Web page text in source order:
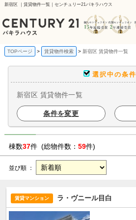
新宿区 ｜賃貸物件一覧｜センチュリー21パキラハウス
TOPページ 賃貸物件検索 新宿区 賃貸物件一覧
選択中の条件
新宿区 賃貸物件一覧
条件を変更
棟数37件 (総物件数： 59件)
並び順 ：
賃貸マンション ラ・ヴニール目白